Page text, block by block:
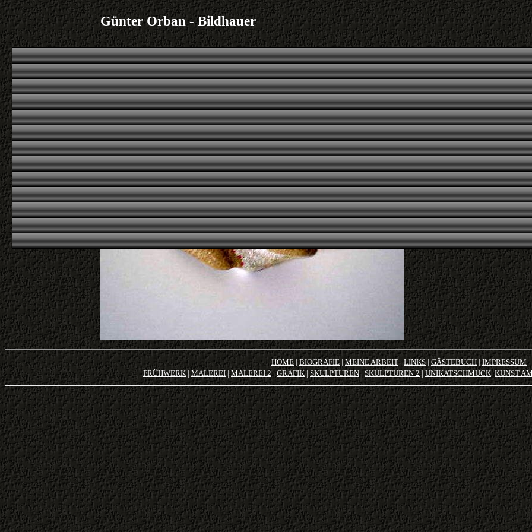
Günter Orban - Bildhauer
Übersicht |erstes|voriges|nächstes|letztes Foto
'Semi-Archäologisches'
2005
Insel Zarkynthos,
HOME | BIOGRAFIE | MEINE ARBEIT | LINKS | GÄSTEBUCH |IMPRESSUM
FRÜHWERK| MALEREI|MALEREI 2 |GRAFIK|SKULPTUREN| SKULPTUREN 2|UNIKATSCHMUCK|KUNST